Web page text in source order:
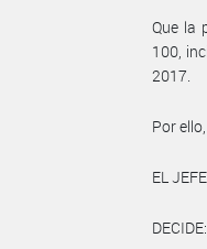
Que la
100,
2017.
Por ello,
EL
DECIDE: